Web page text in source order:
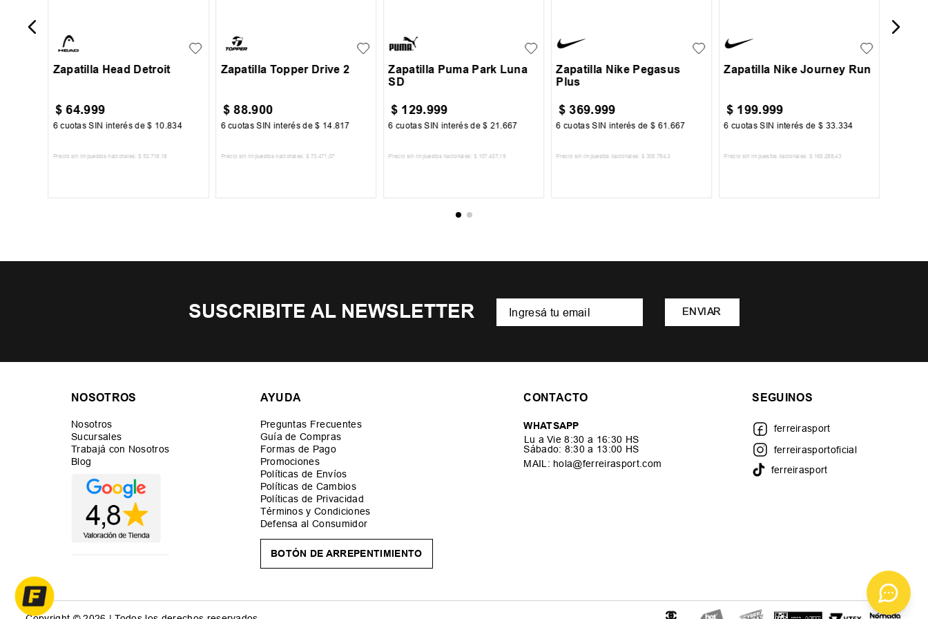
Zapatilla Head Detroit
$ 64.999
6 cuotas SIN interés de$ 10 .834
Precio sin impuestos nacionales: $ 53.718 ,18
Zapatilla Topper Drive 2
$ 88.900
6 cuotas SIN interés de$ 14 .817
Precio sin impuestos nacionales: $ 73.471 ,07
39
Zapatilla Puma Park Luna
SD
$ 129.999
6 cuotas SIN interés de$ 21 667
Precio sin impuestos nacionales: $ 107 .437,19
Zapatilla Nike Pegasus
Plus
$ 369.999
6 cuotas SIN interés de$ 61 667
Precio sin impuestos nacionales: $ 305 .784,3
Zapatilla Nike Journey Run
$ 199.999
6 cuotas SIN interés de$ 33 334
Precio sin impuestos nacionales: $ 165 .288,43
SUSCRIBITE AL NEWSLETTER ENVIAR
NOSOTROS
Nosotros
Sucursales
Trabajá con Nosotros
Blog
AYUDA
Preguntas Frecuentes
Guía de Compras
Formas de Pago
Promociones
Políticas de Envíos
Políticas de Cambios
Políticas de Privacidad
Términos y Condiciones
Defensa al Consumidor
BOTÓN DE ARREPENTIMIENTO
CONTACTO
WHATSAPP
Lu a Vie 8:30 a 16:30 HS
Sábado: 8:30 a 13:00 HS
MAIL: hola@ferreirasport.com
SEGUINOS
ferreirasport
ferreirasportoficial
ferreirasport